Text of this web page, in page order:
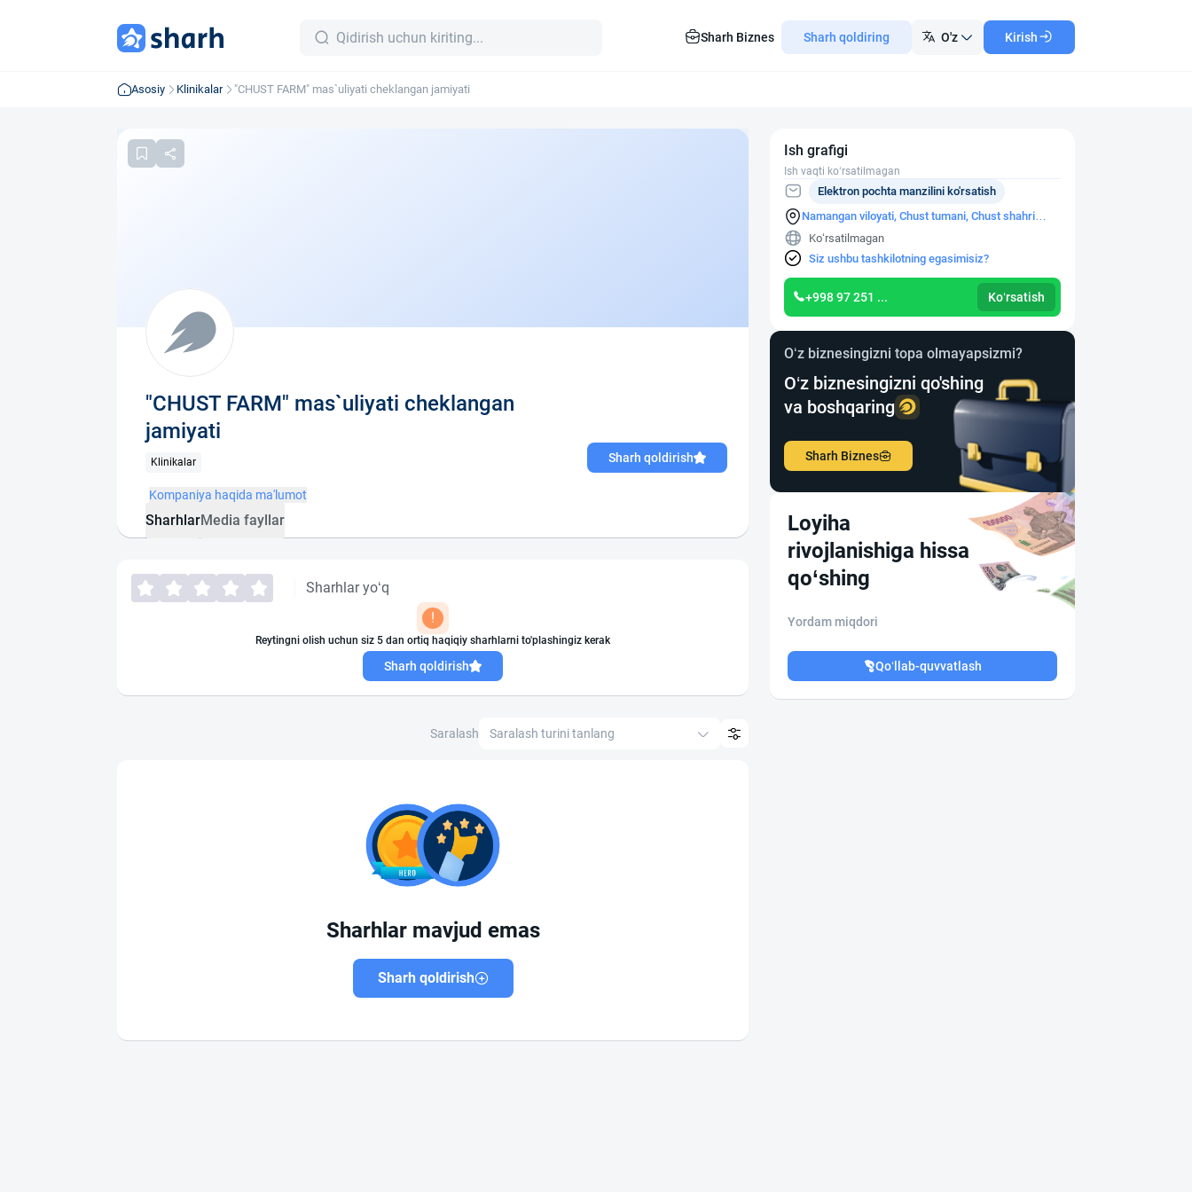
Sharh Biznes Sharh qoldiring O'z Kirish
Asosiy Klinikalar "CHUST FARM" mas`uliyati cheklangan jamiyati
"CHUST FARM" mas`uliyati cheklangan
jamiyati
Klinikalar Sharh qoldirish
Kompaniya haqida ma'lumot
SharhlarMedia fayllar
Sharhlar yo‘q
!
Reytingni olish uchun siz 5 dan ortiq haqiqiy sharhlarni to'plashingiz kerak
Sharh qoldirish
Saralash Saralash turini tanlang
Sharhlar mavjud emas
Sharh qoldirish
Ish grafigi
Ish vaqti ko‘rsatilmagan
Namangan viloyati, Chust tumani, Chust shahri
Sabzazor MFY, Yangiyer ko'chasi, 50-uy
Elektron pochta manzilini ko'rsatish
Ko‘rsatilmagan
Siz ushbu tashkilotning egasimisiz?
+998 97 251 ... Ko‘rsatish
O‘z biznesingizni topa olmayapsizmi?
O‘z biznesingizni qo'shing
va boshqaring
Sharh Biznes
Loyiha
rivojlanishiga hissa
qo‘shing
Yordam miqdori
Qo‘llab-quvvatlash